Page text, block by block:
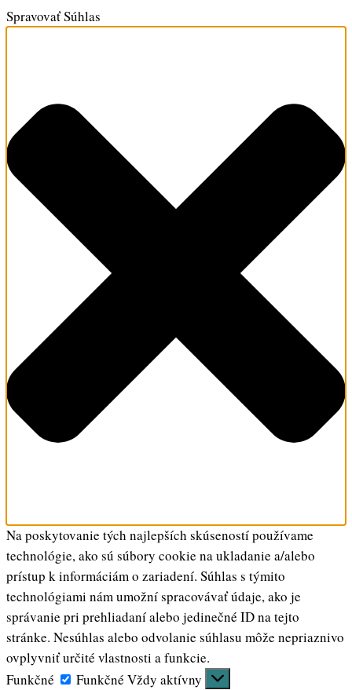
Spravovať Súhlas
Na poskytovanie tých najlepších skúseností používame
technológie, ako sú súbory cookie na ukladanie a/alebo
prístup k informáciám o zariadení. Súhlas s týmito
technológiami nám umožní spracovávať údaje, ako je
správanie pri prehliadaní alebo jedinečné ID na tejto
stránke. Nesúhlas alebo odvolanie súhlasu môže nepriaznivo
ovplyvniť určité vlastnosti a funkcie.
Funkčné
Funkčné Vždy aktívny